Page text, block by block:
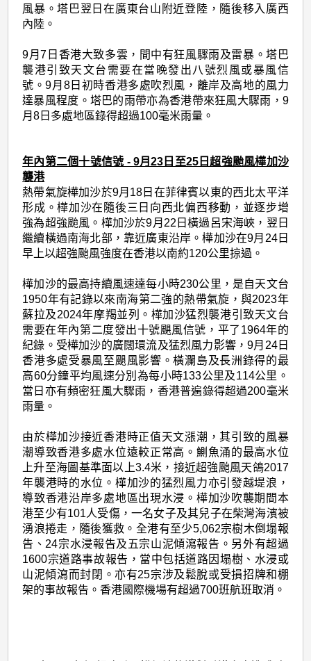
風暴。塔巴翌日在廣東台山附近登陸，隨後移入廣西
內陸。
9月7日香港大致多雲，間中有狂風驟雨及雷暴。塔巴
襲港引致天文台需要在當晚發出八號烈風或暴風信
號。9月8日初時香港多處吹烈風，離岸及高地的風力
達暴風程度。塔巴的雨帶亦為香港帶來狂風大驟雨，9
月8日多處地區錄得超過100毫米雨量。
年內第二個十號信號 - 9月23日至25日超強颱風樺加沙
襲港
熱帶氣旋樺加沙於9月18日在菲律賓以東的西北太平洋
形成。樺加沙在隨後三日向西北偏西移動，並逐步增
強為超強颱風。樺加沙於9月22日橫過呂宋海峽，翌日
繼續橫過南海北部，靠近廣東沿岸。樺加沙在9月24日
早上以超強颱風強度在香港以南約120公里掠過。
樺加沙的最高持續風速達每小時230公里，是自天文台
1950年有記錄以來南海第二強的熱帶氣旋，與2023年
蘇拉及2024年摩羯並列。樺加沙猛烈襲港引致天文台
需要在年內第二度發出十號颶風信號，平了1964年的
紀錄。受樺加沙的廣闊環流及猛烈風力影響，9月24日
香港多處受暴風至颶風影響。橫瀾島及長洲錄得的最
高60分鐘平均風速分別為每小時133公里及114公里。
當日亦有頻密狂風大驟雨，香港普遍錄得超過200毫米
雨量。
由於樺加沙接近香港時正值天文漲潮，其引致的風暴
潮導致香港多處水位遠較正常高。鰂魚涌的最高水位
上升至海圖基準面以上3.4米，接近超強颱風天鴿2017
年襲港時的水位。樺加沙的猛烈風力亦引發越堤浪，
導致香港沿岸多處地區出現水浸。樺加沙吹襲期間本
港至少有101人受傷，一名女子及其兒子在柴灣海濱被
湧浪捲走，隨後獲救。全港有至少5,062宗樹木倒塌報
告、24宗水浸報告及五宗山泥傾瀉報告。另外有超過
1600宗道路事故報告，當中包括道路因塌樹、水浸或
山泥傾瀉而封閉。亦有25宗涉及鬆脫或受損招牌和棚
架的事故報告。香港國際機場有超過700班航班取消。